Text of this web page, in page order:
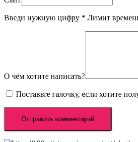
Введи нужную цифру * Лимит
О чём хотите написать?
Поставьте галочку, если хотите